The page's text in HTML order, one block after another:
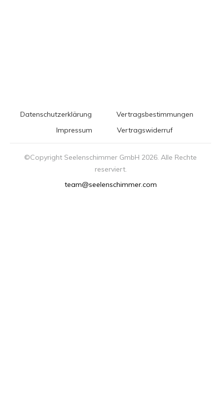
Datenschutzerklärung
Vertragsbestimmungen
Impressum
Vertragswiderruf
©Copyright Seelenschimmer GmbH 2026. Alle Rechte
reserviert.
team@seelenschimmer.com